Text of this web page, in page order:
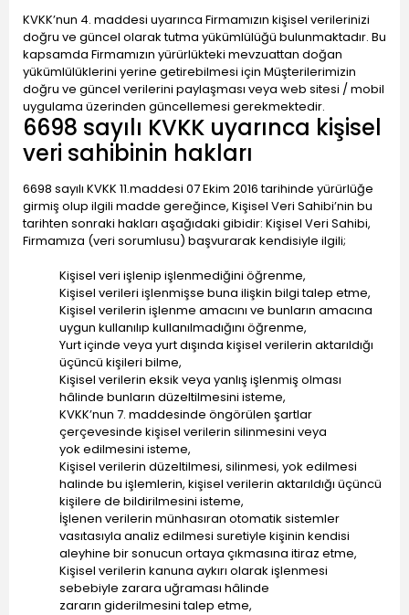
KVKK’nun 4. maddesi uyarınca Firmamızın kişisel verilerinizi
doğru ve güncel olarak tutma yükümlülüğü bulunmaktadır. Bu
kapsamda Firmamızın yürürlükteki mevzuattan doğan
yükümlülüklerini yerine getirebilmesi için Müşterilerimizin
doğru ve güncel verilerini paylaşması veya web sitesi / mobil
uygulama üzerinden güncellemesi gerekmektedir.
6698 sayılı KVKK uyarınca kişisel
veri sahibinin hakları
6698 sayılı KVKK 11.maddesi 07 Ekim 2016 tarihinde yürürlüğe
girmiş olup ilgili madde gereğince, Kişisel Veri Sahibi’nin bu
tarihten sonraki hakları aşağıdaki gibidir: Kişisel Veri Sahibi,
Firmamıza (veri sorumlusu) başvurarak kendisiyle ilgili;
Kişisel veri işlenip işlenmediğini öğrenme,
Kişisel verileri işlenmişse buna ilişkin bilgi talep etme,
Kişisel verilerin işlenme amacını ve bunların amacına
uygun kullanılıp kullanılmadığını öğrenme,
Yurt içinde veya yurt dışında kişisel verilerin aktarıldığı
üçüncü kişileri bilme,
Kişisel verilerin eksik veya yanlış işlenmiş olması
hâlinde bunların düzeltilmesini isteme,
KVKK’nun 7. maddesinde öngörülen şartlar
çerçevesinde kişisel verilerin silinmesini veya
yok edilmesini isteme,
Kişisel verilerin düzeltilmesi, silinmesi, yok edilmesi
halinde bu işlemlerin, kişisel verilerin aktarıldığı üçüncü
kişilere de bildirilmesini isteme,
İşlenen verilerin münhasıran otomatik sistemler
vasıtasıyla analiz edilmesi suretiyle kişinin kendisi
aleyhine bir sonucun ortaya çıkmasına itiraz etme,
Kişisel verilerin kanuna aykırı olarak işlenmesi
sebebiyle zarara uğraması hâlinde
zararın giderilmesini talep etme,